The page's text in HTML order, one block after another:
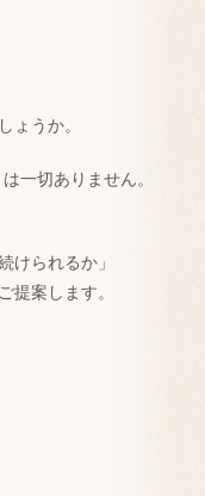
ょうか。
一切ありません。
けられるか」
提案します。